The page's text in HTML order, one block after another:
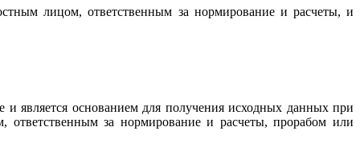
лицом, ответственным за нормирование и расчеты, и
является основанием для получения исходных данных при
ответственным за нормирование и расчеты, прорабом или